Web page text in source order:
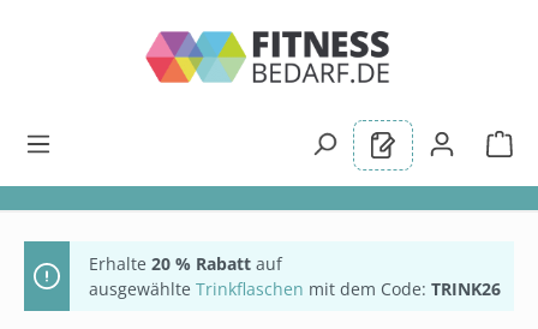
Erhalte 20 % Rabatt auf
ausgewählte Trinkflaschen mit dem Code: TRINK26